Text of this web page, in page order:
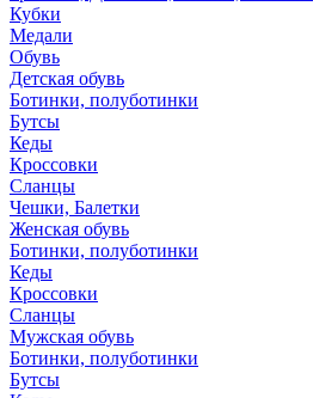
Кубки
Медали
Обувь
Детская обувь
Ботинки, полуботинки
Бутсы
Кеды
Кроссовки
Сланцы
Чешки, Балетки
Женская обувь
Ботинки, полуботинки
Кеды
Кроссовки
Сланцы
Мужская обувь
Ботинки, полуботинки
Бутсы